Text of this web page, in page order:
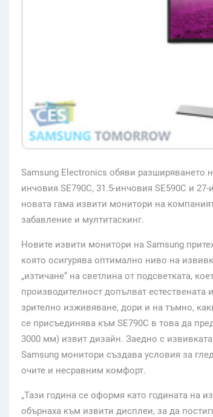
Samsung Electronics обяви разширяването
инчовия SE790C, 31.5-инчовия SE590C и
новата гама извити монитори на
забавление и мултитаскинг.
Новите извити монитори на Samsung
която осигурява оптимално ниво на
„изтичане“ на светлина от подсветката,
производителност допълват
зрително изживяване, дори и на тъмно,
се присъединява към SE790C в това да
3000 мм) извит дизайн. Заедно с
Samsung монитори създава условия за
очите и несравним комфорт.
„Тази година се оформя като годината на
обърнаха към извити дисплеи, за да